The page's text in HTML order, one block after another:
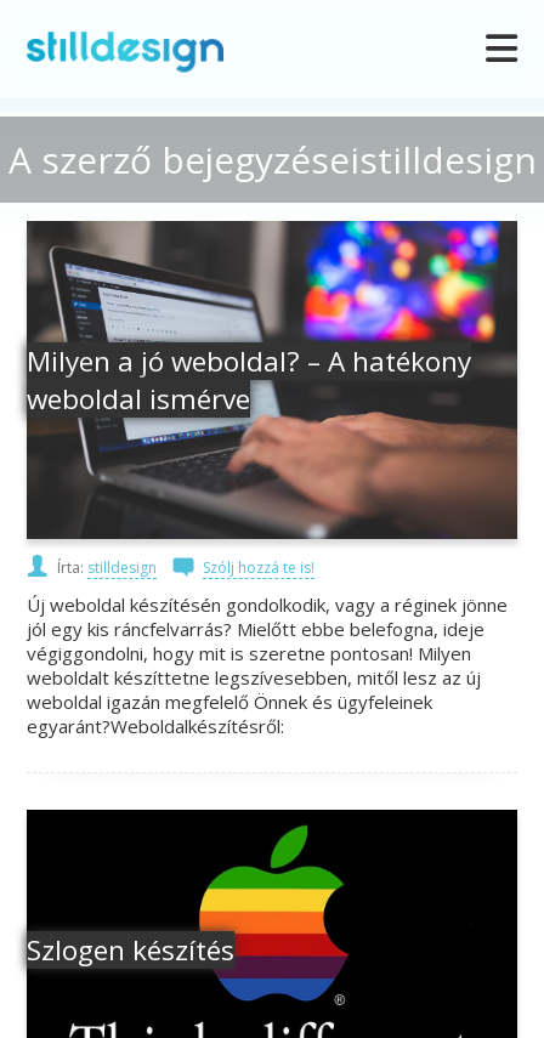
A szerző bejegyzéseistilldesign
Milyen a jó weboldal? – A hatékony
weboldal ismérve
Írta: stilldesign Szólj hozzá te is!
Új weboldal készítésén gondolkodik, vagy a réginek jönne
jól egy kis ráncfelvarrás? Mielőtt ebbe belefogna, ideje
végiggondolni, hogy mit is szeretne pontosan! Milyen
weboldalt készíttetne legszívesebben, mitől lesz az új
weboldal igazán megfelelő Önnek és ügyfeleinek
egyaránt?Weboldalkészítésről:
Szlogen készítés